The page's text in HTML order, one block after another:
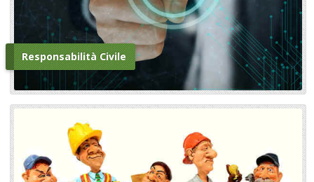
Responsabilità Civile